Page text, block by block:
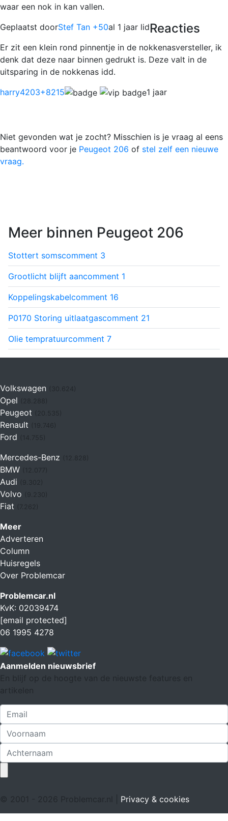
waar een nok in kan vallen.
Geplaatst doorStef Tan +50al 1 jaar lidReacties
Er zit een klein rond pinnentje in de nokkenasversteller, ik
denk dat deze naar binnen gedrukt is. Deze valt in de
uitsparing in de nokkenas idd.
harry4203+8215 1 jaar
Niet gevonden wat je zocht? Misschien is je vraag al eens
beantwoord voor je Peugeot 206 of stel zelf een nieuwe
vraag.
Meer binnen Peugeot 206
Stottert somscomment 3
Grootlicht blijft aancomment 1
Koppelingskabelcomment 16
P0170 Storing uitlaatgascomment 21
Olie tempratuurcomment 7
Volkswagen (30.624)
Opel
Peugeot
Renault (19.746)
Ford (14.755)
Mercedes-Benz
BMW
Audi
Volvo
Fiat (7.262)
Meer
Adverteren
Column
Huisregels
Over Problemcar
Problemcar.nl
KvK: 02039474
[email protected]
06 1995 4278
Aanmelden nieuwsbrief
En blijf op de hoogte van de nieuwste features en
artikelen
© 2001 - 2026 Problemcar.nl | Privacy & cookies